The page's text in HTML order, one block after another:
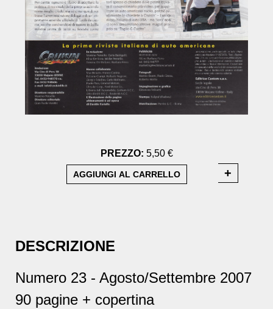
PREZZO: 5,50 €
DESCRIZIONE
Numero 23 - Agosto/Settembre 2007
90 pagine + copertina